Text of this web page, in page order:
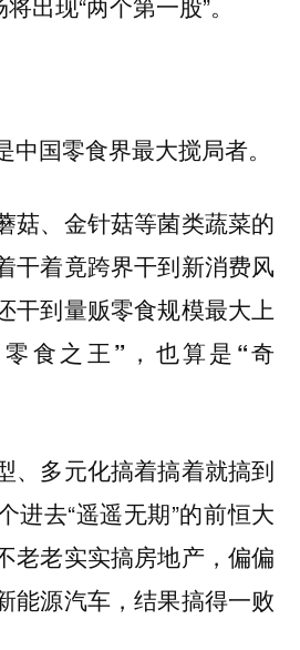
国零食界最大搅局者。
菇、金针菇等菌类蔬菜的
干着竟跨界干到新消费风
干到量贩零食规模最大上
食之王”，也算是“奇
、多元化搞着搞着就搞到
进去“遥遥无期”的前恒大
老老实实搞房地产，偏偏
能源汽车，结果搞得一败